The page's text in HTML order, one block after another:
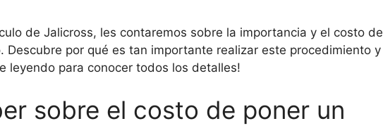
de Jalicross, les contaremos sobre la importancia y el costo de
Descubre por qué es tan importante realizar este procedimiento y
leyendo para conocer todos los detalles!
sobre el costo de poner un